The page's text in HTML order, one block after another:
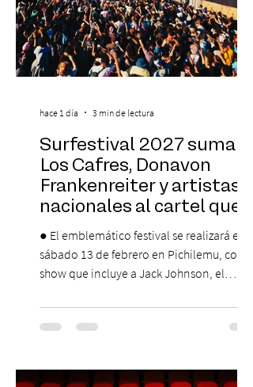
Surfestival 2027 suma a
Los Cafres, Donavon
Frankenreiter y artistas
nacionales al cartel que
encabeza Jack Johnson
● El emblemático festival se realizará el
sábado 13 de febrero en Pichilemu, con un
show que incluye a Jack Johnson, el
El lunes 10 de agosto comienza la
Preventa Exclusiva Santander con 30%
stock). Posterior a esta preventa exclusiva
hace 1 día 3 min de lectura